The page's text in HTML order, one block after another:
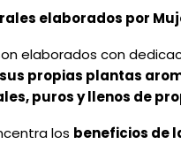
elaborados por
elaborados con
propias plantas
puros y llenos de
los beneficios de